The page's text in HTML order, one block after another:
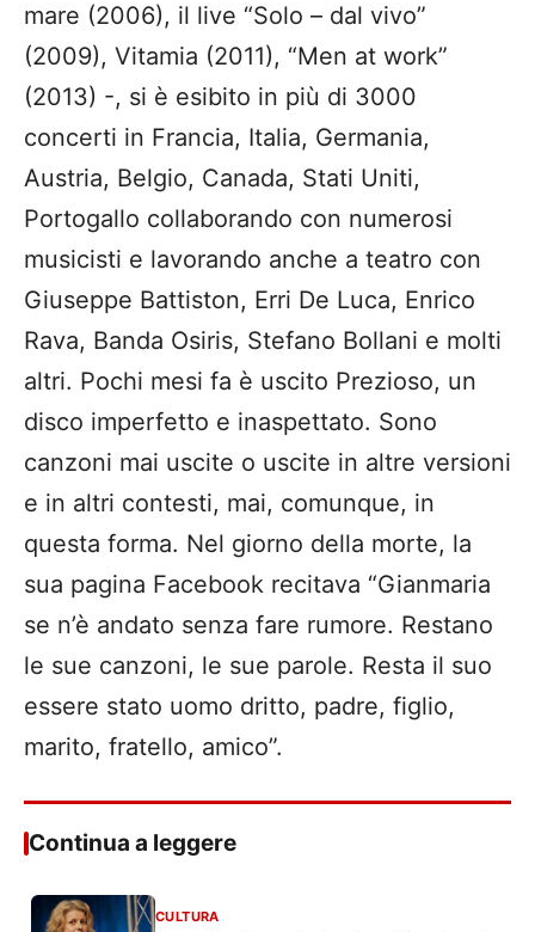
mare (2006), il live “Solo – dal vivo”
(2009), Vitamia (2011), “Men at work”
(2013) -, si è esibito in più di 3000
concerti in Francia, Italia, Germania,
Austria, Belgio, Canada, Stati Uniti,
Portogallo collaborando con numerosi
musicisti e lavorando anche a teatro con
Giuseppe Battiston, Erri De Luca, Enrico
Rava, Banda Osiris, Stefano Bollani e molti
altri. Pochi mesi fa è uscito Prezioso, un
disco imperfetto e inaspettato. Sono
canzoni mai uscite o uscite in altre versioni
e in altri contesti, mai, comunque, in
questa forma. Nel giorno della morte, la
sua pagina Facebook recitava “Gianmaria
se n’è andato senza fare rumore. Restano
le sue canzoni, le sue parole. Resta il suo
essere stato uomo dritto, padre, figlio,
marito, fratello, amico”.
Continua a leggere
CULTURA